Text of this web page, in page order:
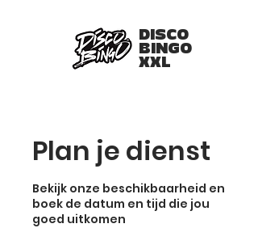
DISCO
BINGO
XXL
Plan je dienst
Bekijk onze beschikbaarheid en
boek de datum en tijd die jou
goed uitkomen